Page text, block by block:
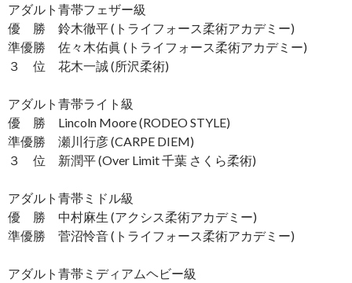
アダルト青帯フェザー級
優 勝 鈴木徹平 (トライフォース柔術アカデミー)
準優勝 佐々木佑眞 (トライフォース柔術アカデミー)
３ 位 花木一誠 (所沢柔術)
アダルト青帯ライト級
優 勝 Lincoln Moore (RODEO STYLE)
準優勝 瀬川行彦 (CARPE DIEM)
３ 位 新潤平 (Over Limit 千葉 さくら柔術)
アダルト青帯ミドル級
優 勝 中村麻生 (アクシス柔術アカデミー)
準優勝 菅沼怜音 (トライフォース柔術アカデミー)
アダルト青帯ミディアムヘビー級